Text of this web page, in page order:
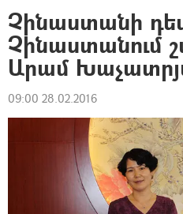
Չինաստանի
Չինաստանում
Արամ
09:00 28.02.2016